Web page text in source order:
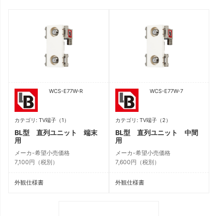
WCS-E77W-R
カテゴリ: TV端子（1）
BL型 直列ユニット 端末
用
メーカ-希望小売価格
7,100円（税別）
外観仕様書
WCS-E77W-7
カテゴリ: TV端子（2）
BL型 直列ユニット 中間
用
メーカ-希望小売価格
7,600円（税別）
外観仕様書